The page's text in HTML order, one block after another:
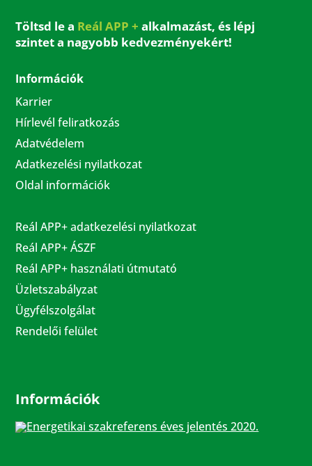
Töltsd le a Reál APP + alkalmazást, és lépj
szintet a nagyobb kedvezményekért!
Információk
Karrier
Hírlevél feliratkozás
Adatvédelem
Adatkezelési nyilatkozat
Oldal információk
Reál APP+ adatkezelési nyilatkozat
Reál APP+ ÁSZF
Reál APP+ használati útmutató
Üzletszabályzat
Ügyfélszolgálat
Rendelői felület
Információk
Energetikai szakreferens éves jelentés 2020.